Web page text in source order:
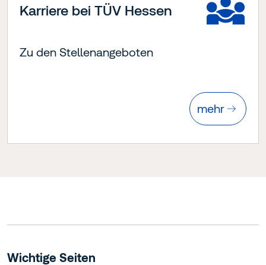
Karriere bei TÜV Hessen
Zu den Stellenangeboten
mehr
Wichtige Seiten